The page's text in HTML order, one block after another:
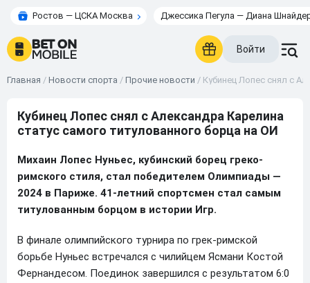
Ростов — ЦСКА Москва Джессика Пегула — Диана
Войти
Главная / Новости спорта / Прочие новости / Кубинец Лопес снял с
Кубинец Лопес снял с Александра Карелина
статус самого титулованного борца на ОИ
Михаин Лопес Нуньес, кубинский борец греко-
римского стиля, стал победителем Олимпиады —
2024 в Париже. 41-летний спортсмен стал самым
титулованным борцом в истории Игр.
В финале олимпийского турнира по грек-римской
борьбе Нуньес встречался с чилийцем Ясмани Костой
Фернандесом. Поединок завершился с результатом 6:0